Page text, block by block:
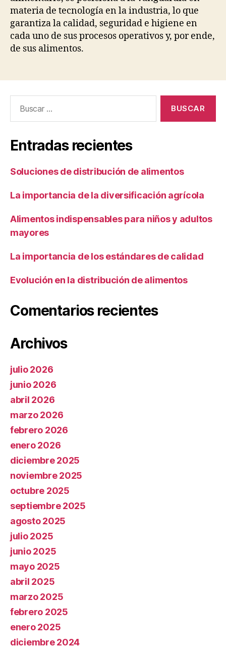
materia de tecnología en la industria, lo que
garantiza la calidad, seguridad e higiene en
cada uno de sus procesos operativos y, por ende,
de sus alimentos.
Entradas recientes
Soluciones de distribución de alimentos
La importancia de la diversificación agrícola
Alimentos indispensables para niños y adultos
mayores
La importancia de los estándares de calidad
Evolución en la distribución de alimentos
Comentarios recientes
Archivos
julio 2026
junio 2026
abril 2026
marzo 2026
febrero 2026
enero 2026
diciembre 2025
noviembre 2025
octubre 2025
septiembre 2025
agosto 2025
julio 2025
junio 2025
mayo 2025
abril 2025
marzo 2025
febrero 2025
enero 2025
diciembre 2024